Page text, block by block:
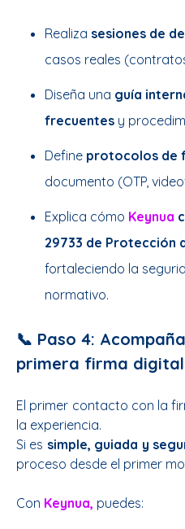
Realiza sesiones de
casos reales
Diseña una guía
frecuentes y
Define protocolos de
documento (OTP,
Explica cómo Keynua
29733 de Protección
fortaleciendo la
normativo.
📞 Paso 4:
primera firma digital
El primer contacto con la
la experiencia.
Si es simple, guiada y
proceso desde el primer
Con Keynua, puedes: